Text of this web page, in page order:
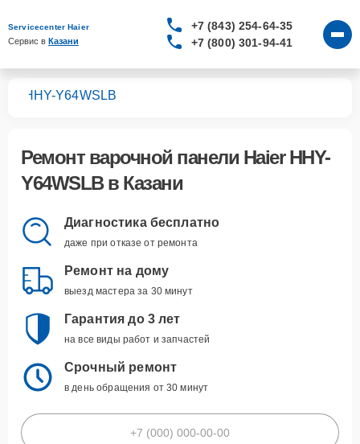
Servicecenter Haier
Сервис в Казани
+7 (843) 254-64-35
+7 (800) 301-94-41
HHY-Y64WSLB
Ремонт варочной панели Haier HHY-
Y64WSLBв Казани
Диагностика бесплатно
даже при отказе от ремонта
Ремонт на дому
выезд мастера за 30 минут
Гарантия до 3 лет
на все виды работ и запчастей
Срочный ремонт
в день обращения от 30 минут